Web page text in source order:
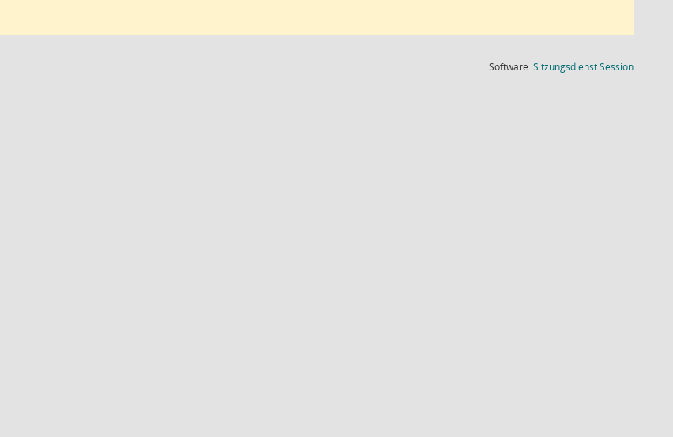
Software:SitzungsdienstSession(Wird in